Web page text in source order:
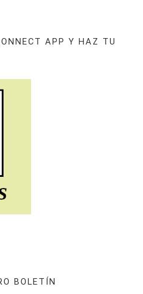
APP Y HAZ TU
BOLETÍN